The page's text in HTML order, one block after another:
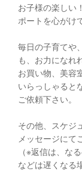
お子様の楽しい
ポートを心がけ
毎日の子育てや
も、お力になれ
お買い物、美容
いらっしゃると
ご依頼下さい。
その他、スケジ
メッセージにて
（※返信は、な
などは遅くなる